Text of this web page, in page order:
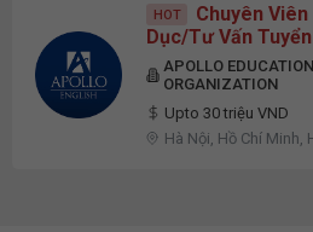
HOT
Chuyên
Dục/Tư Vấn
Học - Data Sẵn |
APOLLO
ORGANIZATION
Upto 30 triệu VND
Hà Nội, Hồ Chí Minh,